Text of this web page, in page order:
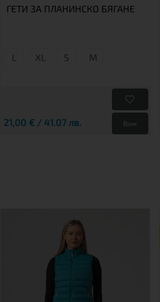
ГЕТИ ЗА ПЛАНИНСКО БЯГАНЕ
L XL S М
21,00 € / 41.07 лв. Виж